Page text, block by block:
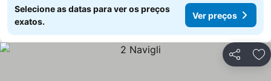
Selecione as datas para ver os preços
exatos.
Ver preços
Partilhar